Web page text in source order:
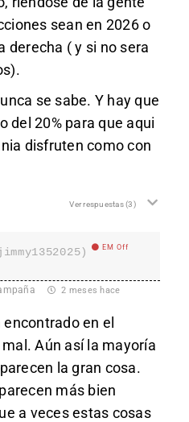
sean en 2026 o
derecha ( y si no sera
se sabe. Y hay que
del 20% para que aqui
disfruten como con
Ver respuestas(3)
EM Off
2 meses hace
en el
Aún así la mayoría
la gran cosa.
más bien
a veces estas cosas